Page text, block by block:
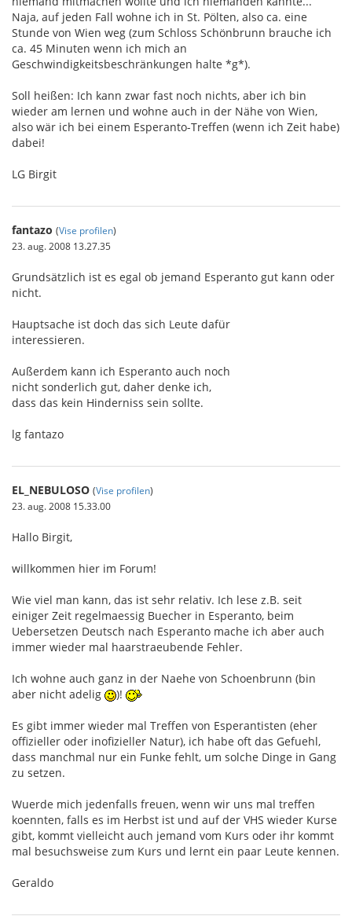
Naja, auf jeden Fall wohne ich in St. Pölten, also ca. eine
Stunde von Wien weg (zum Schloss Schönbrunn brauche ich
ca. 45 Minuten wenn ich mich an
Geschwindigkeitsbeschränkungen halte *g*).
Soll heißen: Ich kann zwar fast noch nichts, aber ich bin
wieder am lernen und wohne auch in der Nähe von Wien,
also wär ich bei einem Esperanto-Treffen (wenn ich Zeit habe)
dabei!
LG Birgit
fantazo (Vise profilen)
23. aug. 2008 13.27.35
Grundsätzlich ist es egal ob jemand Esperanto gut kann oder
nicht.
Hauptsache ist doch das sich Leute dafür
interessieren.
Außerdem kann ich Esperanto auch noch
nicht sonderlich gut, daher denke ich,
dass das kein Hinderniss sein sollte.
lg fantazo
EL_NEBULOSO (Vise profilen)
23. aug. 2008 15.33.00
Hallo Birgit,
willkommen hier im Forum!
Wie viel man kann, das ist sehr relativ. Ich lese z.B. seit
einiger Zeit regelmaessig Buecher in Esperanto, beim
Uebersetzen Deutsch nach Esperanto mache ich aber auch
immer wieder mal haarstraeubende Fehler.
Ich wohne auch ganz in der Naehe von Schoenbrunn (bin
aber nicht adelig
)!
Es gibt immer wieder mal Treffen von Esperantisten (eher
offizieller oder inofizieller Natur), ich habe oft das Gefuehl,
dass manchmal nur ein Funke fehlt, um solche Dinge in Gang
zu setzen.
Wuerde mich jedenfalls freuen, wenn wir uns mal treffen
koennten, falls es im Herbst ist und auf der VHS wieder Kurse
gibt, kommt vielleicht auch jemand vom Kurs oder ihr kommt
mal besuchsweise zum Kurs und lernt ein paar Leute kennen.
Geraldo